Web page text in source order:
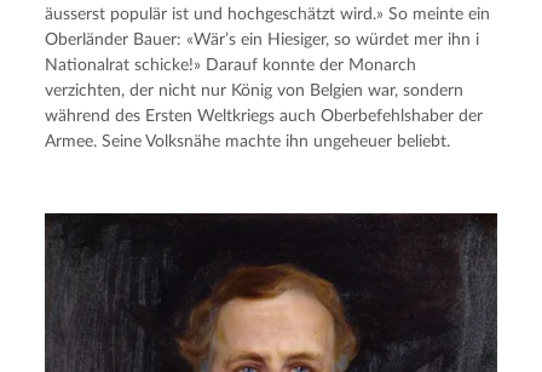
äusserst populär ist und hochgeschätzt wird.» So meinte ein
Oberländer Bauer: «Wär’s ein Hiesiger, so würdet mer ihn i
Nationalrat schicke!» Darauf konnte der Monarch
verzichten, der nicht nur König von Belgien war, sondern
während des Ersten Weltkriegs auch Oberbefehlshaber der
Armee. Seine Volksnähe machte ihn ungeheuer beliebt.